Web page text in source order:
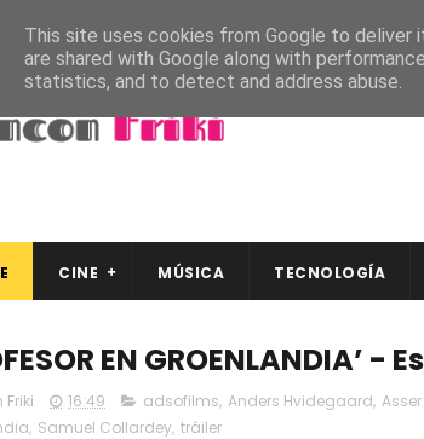
CINE MÚSICA TECNOLOGÍA
EN GROENLANDIA’
Friki 16:49 adsofilms, Anders Hvidegaard,
, Samuel Collardey, tráiler
This site uses cookies from Google to deliver
are shared with Google along with
statistics, and to detect and address abuse.